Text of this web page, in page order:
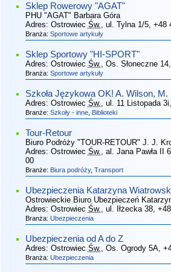
Sklep Rowerowy "AGAT"
PHU "AGAT" Barbara Góra
Adres: Ostrowiec Św. , ul. Tylna 1/5, +48
Branża: Sportowe artykuły
Sklep Sportowy "HI-SPORT"
Adres: Ostrowiec Św. , Os. Słoneczne 14
Branża: Sportowe artykuły
Szkoła Językowa OK! A. Wilson, M.
Adres: Ostrowiec Św. , ul. 11 Listopada 3i
Branże: Szkoły - inne, Biblioteki
Tour-Retour
Biuro Podróży "TOUR-RETOUR" J. J.
Adres: Ostrowiec Św. , al. Jana Pawła II
00
Branże: Biura podróży, Transport
Ubezpieczenia Katarzyna
Ostrowieckie Biuro Ubezpieczeń
Adres: Ostrowiec Św. , ul. Iłżecka 38,
Branża: Ubezpieczenia
Ubezpieczenia od A do Z
Adres: Ostrowiec Św. , Os. Ogrody 5A,
Branża: Ubezpieczenia